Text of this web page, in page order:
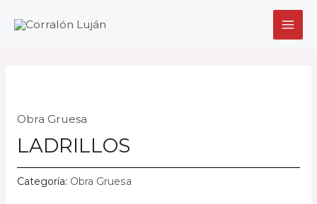
Obra Gruesa
LADRILLOS
Categoría: Obra Gruesa